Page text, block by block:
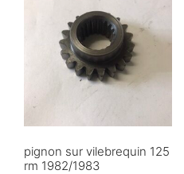
pignon sur vilebrequin 125
rm 1982/1983